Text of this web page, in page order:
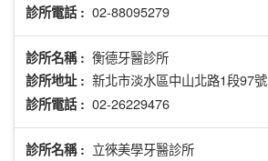
診所電話 : 02-88095279
診所名稱 : 衡德牙醫診所
診所地址 : 新北市淡水區中山北路1段97號
診所電話 : 02-26229476
診所名稱 : 立徠美學牙醫診所